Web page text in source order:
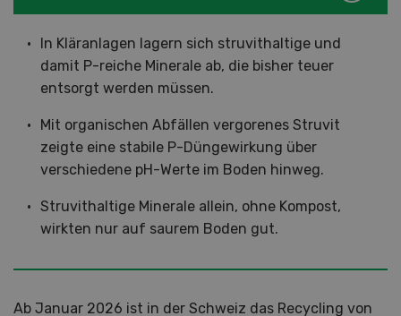
In Kläranlagen lagern sich struvithaltige und
damit P-reiche Minerale ab, die bisher teuer
entsorgt werden müssen.
Mit organischen Abfällen vergorenes Struvit
zeigte eine stabile P-Düngewirkung über
verschiedene pH-Werte im Boden hinweg.
Struvithaltige Minerale allein, ohne Kompost,
wirkten nur auf saurem Boden gut.
Ab Januar 2026 ist in der Schweiz das Recycling von